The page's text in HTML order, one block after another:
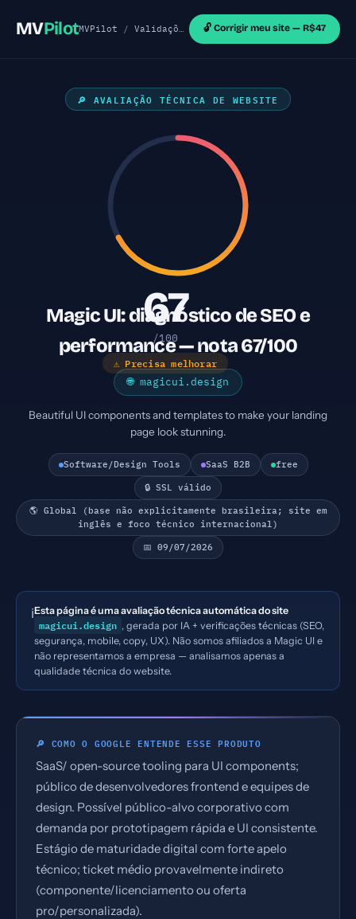
MVPilotMVPilot /Validações de MVP /Sites React/ Magic
🔓 Corrigir meu site — R$47
🔎 AVALIAÇÃO TÉCNICA DE WEBSITE
67
/100
⚠ Precisa melhorar
Magic UI: diagnóstico de SEO e
performance — nota 67/100
🌐 magicui.design
Beautiful UI components and templates to make your landing
page look stunning.
Software/Design Tools SaaS B2B free
🔒 SSL válido
🌎 Global (base não explicitamente brasileira; site em
inglês e foco técnico internacional)
📅 09/07/2026
ℹ️Esta página é uma avaliação técnica automática do site
magicui.design , gerada por IA + verificações técnicas (SEO,
segurança, mobile, copy, UX). Não somos afiliados a Magic UI e
não representamos a empresa — analisamos apenas a
qualidade técnica do website.
🔎 COMO O GOOGLE ENTENDE ESSE PRODUTO
SaaS/ open-source tooling para UI components;
público de desenvolvedores frontend e equipes de
design. Possível público-alvo corporativo com
demanda por prototipagem rápida e UI consistente.
Estágio de maturidade digital com forte apelo
técnico; ticket médio provavelmente indireto
(componente/licenciamento ou oferta
pro/personalizada).